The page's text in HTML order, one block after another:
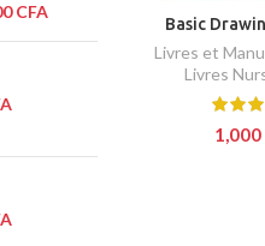
CFA
Basic
Livres et
Livres
1,000